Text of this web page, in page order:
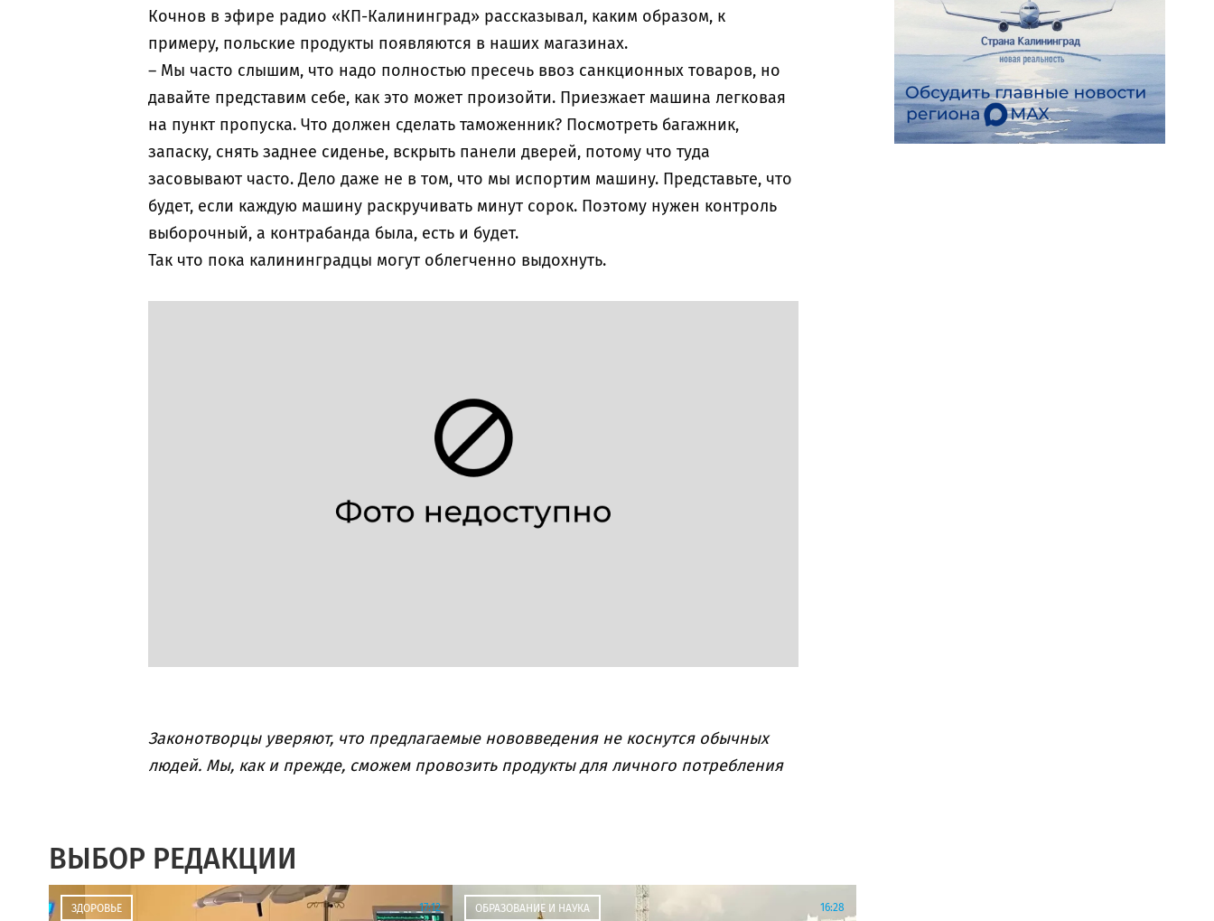
Кочнов в эфире радио «КП-Калининград» рассказывал, каким образом, к
примеру, польские продукты появляются в наших магазинах.
– Мы часто слышим, что надо полностью пресечь ввоз санкционных товаров, но
давайте представим себе, как это может произойти. Приезжает машина легковая
на пункт пропуска. Что должен сделать таможенник? Посмотреть багажник,
запаску, снять заднее сиденье, вскрыть панели дверей, потому что туда
засовывают часто. Дело даже не в том, что мы испортим машину. Представьте, что
будет, если каждую машину раскручивать минут сорок. Поэтому нужен контроль
выборочный, а контрабанда была, есть и будет.
Так что пока калининградцы могут облегченно выдохнуть.
Законотворцы уверяют, что предлагаемые нововведения не коснутся обычных
людей. Мы, как и прежде, сможем провозить продукты для личного потребления
ВЫБОР РЕДАКЦИИ
ЗДОРОВЬЕ 17:12 ОБРАЗОВАНИЕ И НАУКА 16:28